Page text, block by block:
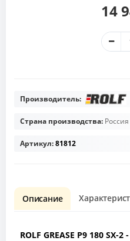
14
Производитель:
Страна производства: Россия
Артикул:81812
Описание
ROLF GREASE P9 180 SX-2 -